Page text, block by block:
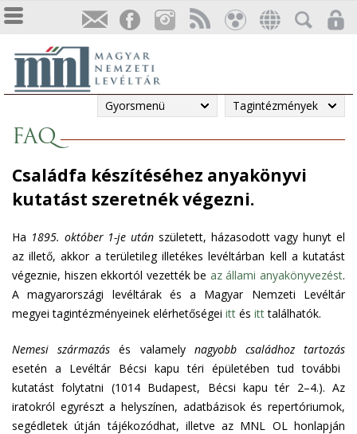
Gyorsmenü Tagintézmények
FAQ
Családfa készítéséhez anyakönyvi
kutatást szeretnék végezni.
Ha 1895. október 1-je után született, házasodott vagy hunyt el
az illető, akkor a területileg illetékes levéltárban kell a kutatást
végeznie, hiszen ekkortól vezették be az állami anyakönyvezést.
A magyarországi levéltárak és a Magyar Nemzeti Levéltár
megyei tagintézményeinek elérhetőségei itt és itttalálhatók.
Nemesi származás és valamely nagyobb családhoz tartozás
esetén a Levéltár Bécsi kapu téri épületében tud további
kutatást folytatni (1014 Budapest, Bécsi kapu tér 2–4.). Az
iratokról egyrészt a helyszínen, adatbázisok és repertóriumok,
segédletek útján tájékozódhat, illetve az MNL OL honlapján